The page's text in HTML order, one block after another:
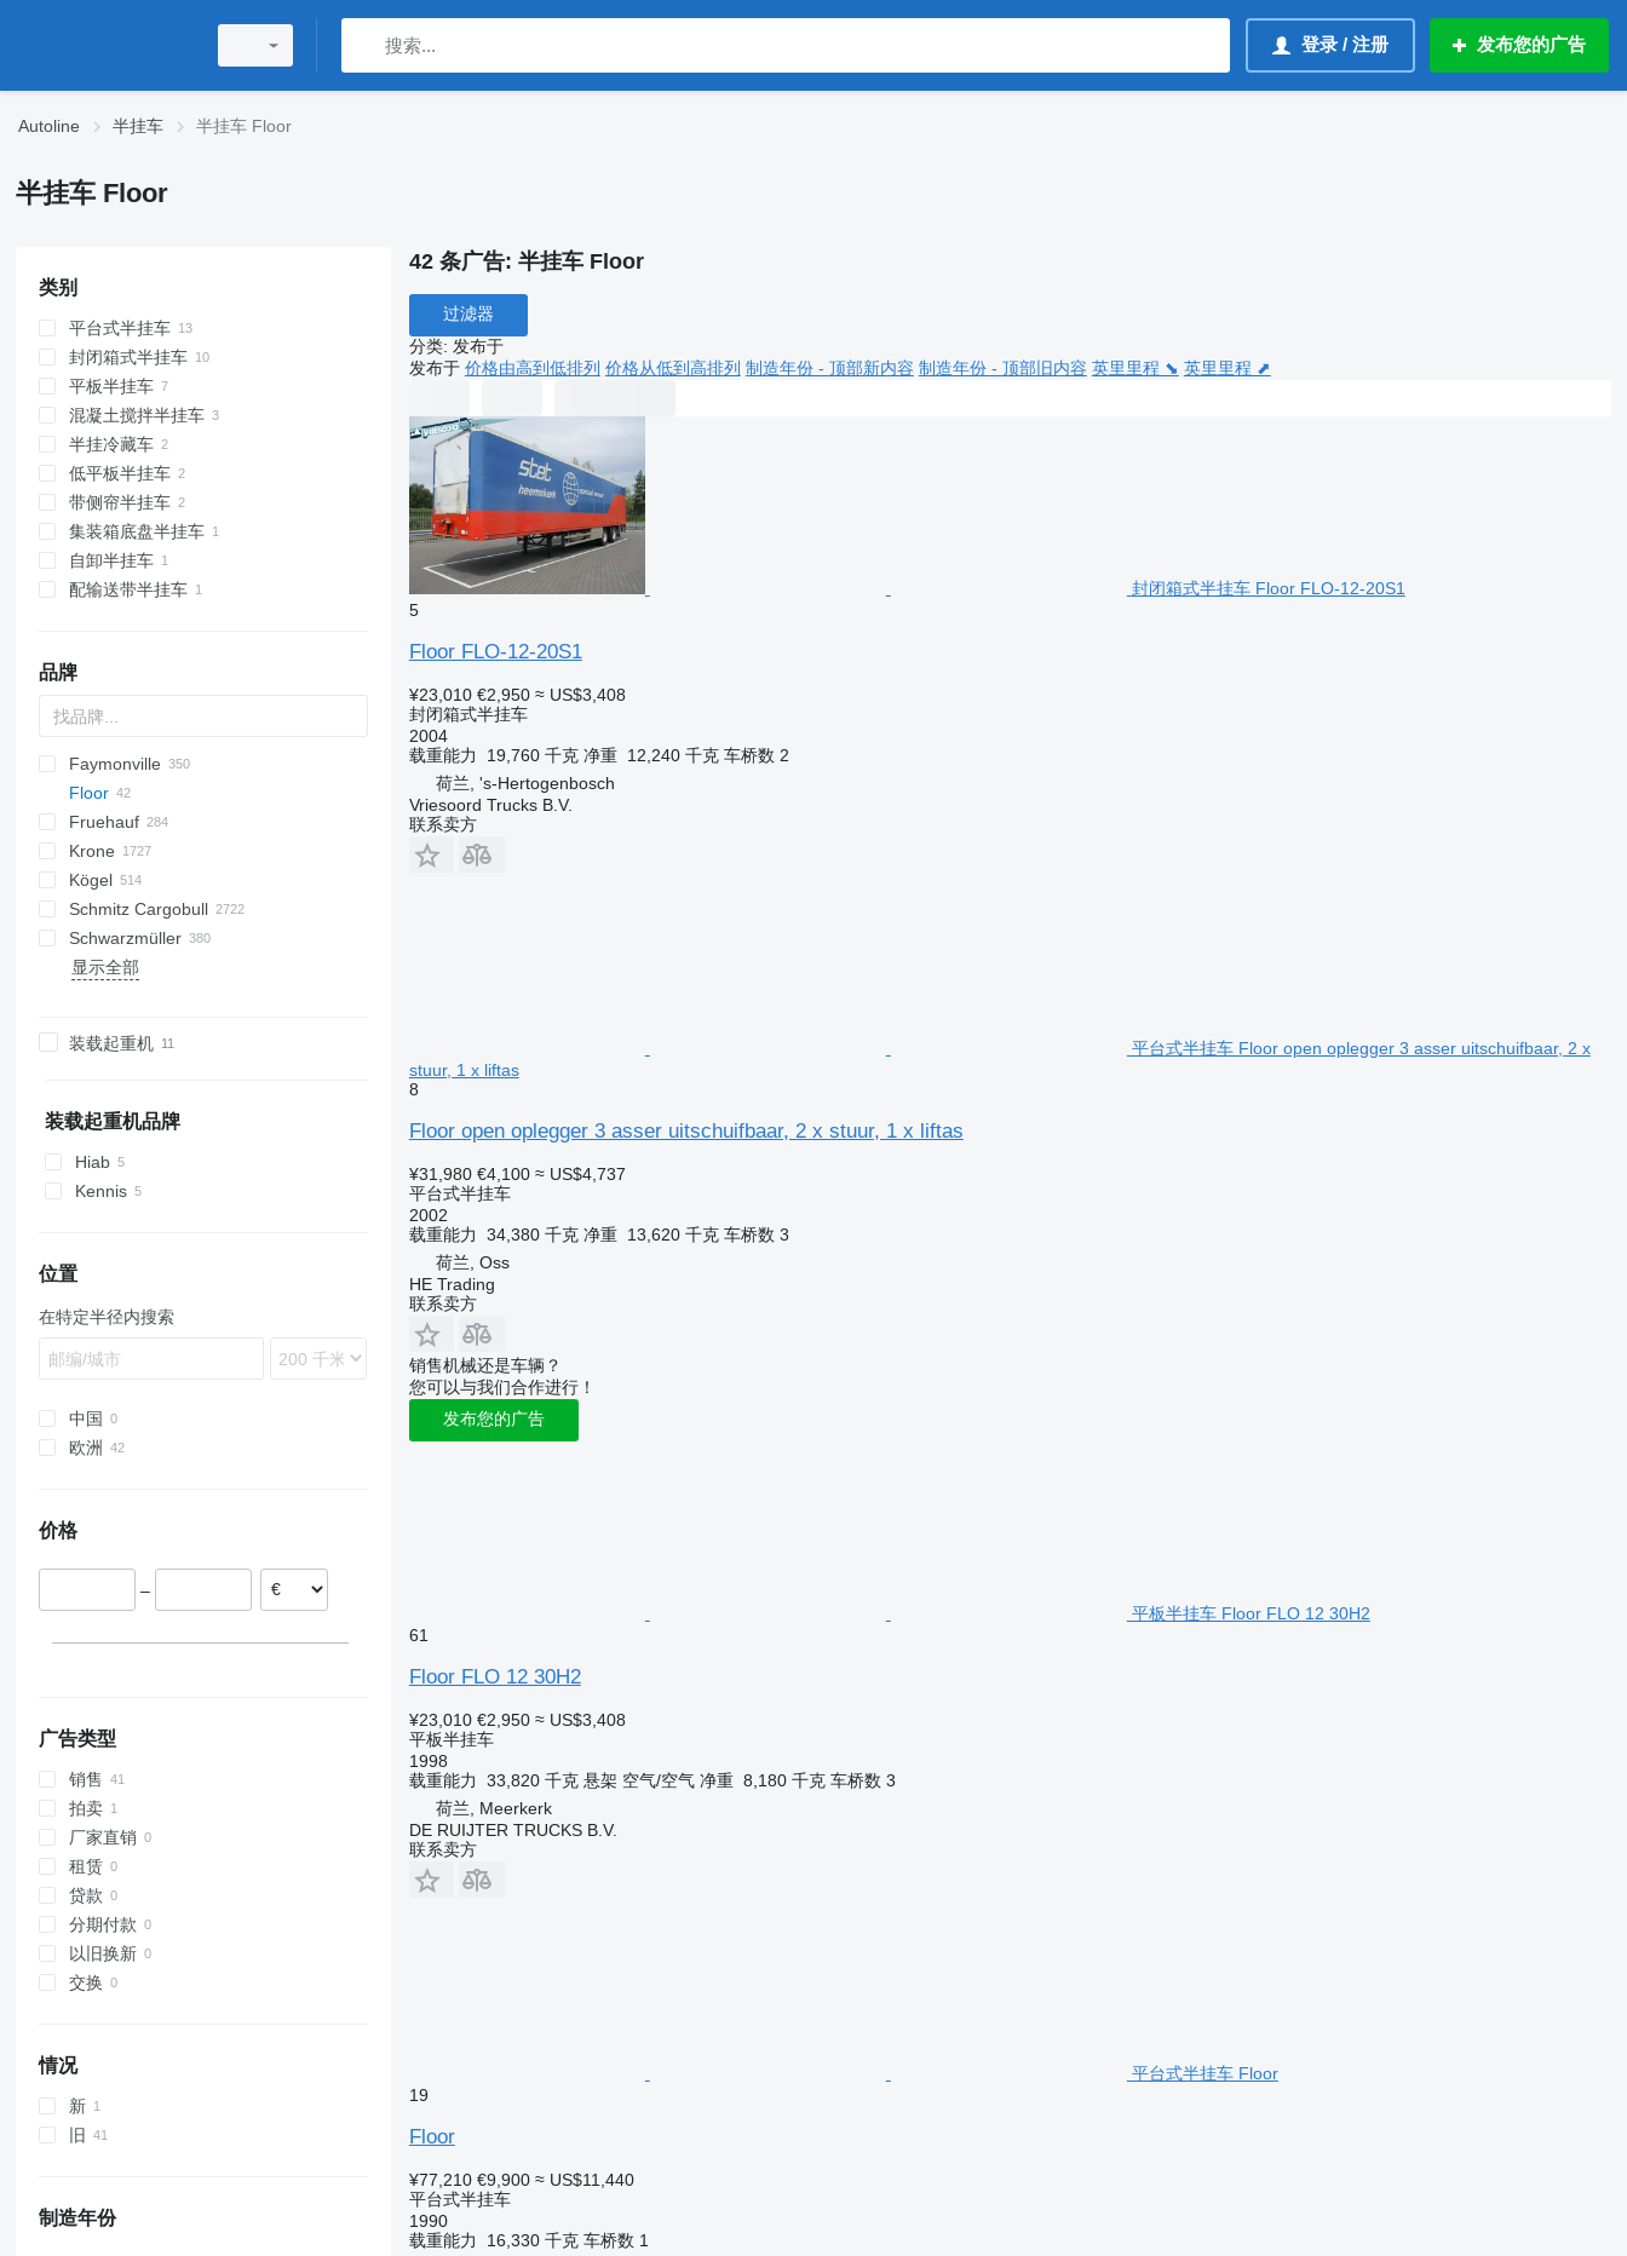
登录 / 注册 发布您的广告
Autoline 半挂车 半挂车 Floor
半挂车 Floor
类别
平台式半挂车
封闭箱式半挂车
平板半挂车
混凝土搅拌半挂车
半挂冷藏车
低平板半挂车
带侧帘半挂车
集装箱底盘半挂车
自卸半挂车
配输送带半挂车
品牌
S44315CHC
OKA
OKHS
OKS
AS
PS
SFCL
HTS
Agriliner
Bulkliner
C-series
Jumboliner
Landliner
Optiliner
T-series
N-series
SAPL
S-series
KIS
NN
TRB
2 series
3 series
4 series
5 series
6 series
E series
TSAA
ADR
BPDO
BPO
CCS
CHKS
CSS
CSD
Inogam
Tecnogam
SG
LVO
CT
FT
EF
Sliding
Stack
ADR
OPL
OPP
A-series
Logo
P-series
Z-series
TXA
L-series
T-series
EM
19
37
ZDK
Faymonville
MAX
Multi
SPZ
STBZ
STN
STZ
DHKA
DHKS
DK
DTS
EDK
SDS
SZS
Floor
FLO
FLO 12
FLO 17
HW
Fruehauf
Oplegger
T-series
TF
TX
SGB
SPZ
STN
STPA
STZ
THP
GS
GA
DRO
GLT3
SB
NTG
STTM3N
SDS-H
HSA
99981
DO
TO
S-series
KLP
D-series
S-series
T-series
SKD
SKM
SP
GTS
K-series
CF
Krone
Mega Liner
Profi Liner
SD
SDC
SDR
TKS
LB
SB
SC
SKB
Kögel
S 24
SK
SN
ZK
0-2
0-3
O-3
LVFS
SR2
SBH
SGL
SK
LTF
LTP
SR
SBS
HTM
Eurolohr
TGA
MAX100
MAC
MNL
G-series
MHKS
MHPS
SA
SL
SD
MPG
MPS
MTS
AM
EURO
TRS
K-series
SPL
SVF
SMR
T-series
ONCR
EURO
MCO
OSD
S-series
EDK
OL
OGT
ET3
SXD
T-series
TXC
NPL
NS
NV
SBA
SCT
S-series
T669
C70
RHKS
RSBS
Premium
Euro
NS
ROC
Kaiser
Auriga
Formula
S-series
SP
Mega
S338
SR
R-series
EuroCombi
EuroCompact
FlatCombi
Schmitz Cargobull
KO
MEGA
SCF
SGF
SKO
SPR
Schwarzmüller
HKS
SPA
CS
SP
SGL
S-series
AM
TCH
4.SOU
F-series
KP
GL
LPRS
D 651
SP
ST
FS
A-series
SZ
36
VO
LPRS
S 327
NJ
D-series
36
47
L-series
显示全部
装载起重机
装载起重机品牌
Hiab
Kennis
位置
在特定半径内搜索
中国
欧洲
德国
价格
–
广告类型
销售
拍卖
厂家直销
租赁
贷款
分期付款
以旧换新
交换
情况
新
旧
制造年份
42 条广告: 半挂车 Floor
过滤器
分类: 发布于
发布于 价格由高到低排列 价格从低到高排列 制造年份 - 顶部新内容 制造年份 - 顶部旧内容 英里里程 ⬊ 英里里程 ⬈
封闭箱式半挂车 Floor FLO-12-20S1
5
Floor FLO-12-20S1
¥23,010 €2,950 ≈ US$3,408
封闭箱式半挂车
2004
载重能力
19,760 千克 净重 12,240 千克 车桥数 2
荷兰, 's-Hertogenbosch
Vriesoord Trucks B.V.
联系卖方
平台式半挂车 Floor open oplegger 3 asser uitschuifbaar, 2 x
stuur, 1 x liftas
8
Floor open oplegger 3 asser uitschuifbaar, 2 x stuur, 1 x liftas
¥31,980 €4,100 ≈ US$4,737
平台式半挂车
2002
载重能力
34,380 千克 净重 13,620 千克 车桥数 3
荷兰, Oss
HE Trading
联系卖方
销售机械还是车辆？
您可以与我们合作进行！
发布您的广告
平板半挂车 Floor FLO 12 30H2
61
Floor FLO 12 30H2
¥23,010 €2,950 ≈ US$3,408
平板半挂车
1998
载重能力
33,820 千克 悬架 空气/空气 净重 8,180 千克 车桥数 3
荷兰, Meerkerk
DE RUIJTER TRUCKS B.V.
联系卖方
平台式半挂车 Floor
19
Floor
¥77,210 €9,900 ≈ US$11,440
平台式半挂车
1990
载重能力
16,330 千克 车桥数 1